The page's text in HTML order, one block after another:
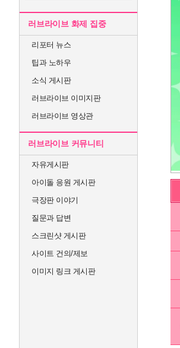
러브라이브 화제 집중
리포터 뉴스
팁과 노하우
소식 게시판
러브라이브 이미지판
러브라이브 영상관
러브라이브 커뮤니티
자유게시판
아이돌 응원 게시판
극장판 이야기
질문과 답변
스크린샷 게시판
사이트 건의/제보
이미지 링크 게시판